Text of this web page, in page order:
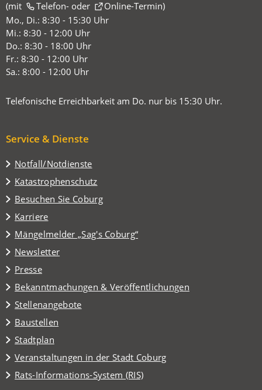
(mit
Telefon-oder Online-Termin
(Öffnet
in
einem
neuen
Tab)
)
Mo., Di.: 8:30 - 15:30 Uhr
Mi.: 8:30 - 12:00 Uhr
Do.: 8:30 - 18:00 Uhr
Fr.: 8:30 - 12:00 Uhr
Sa.: 8:00 - 12:00 Uhr
Telefonische Erreichbarkeit am Do. nur bis 15:30 Uhr.
Service & Dienste
Notfall/Notdienste
Katastrophenschutz
Besuchen Sie Coburg
(Öffnet
in
einem
neuen
Tab)
Karriere
Mängelmelder „Sag's Coburg“
(Öffnet
in
einem
neuen
Tab)
Newsletter
Presse
Bekanntmachungen & Veröffentlichungen
Stellenangebote
Baustellen
Stadtplan
(Öffnet
in
einem
neuen
Veranstaltungen in der Stadt Coburg
(Öffnet
in
einem
Rats-Informations-System (RIS)
(Öffnet